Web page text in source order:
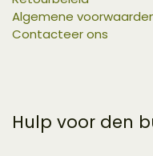
Algemene
Contacteer ons
Hulp voor den